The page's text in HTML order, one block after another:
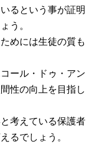
るという事が証明
う。
めには生徒の質も
ール・ドゥ・アン
性の向上を目指し
考えている保護者
るでしょう。